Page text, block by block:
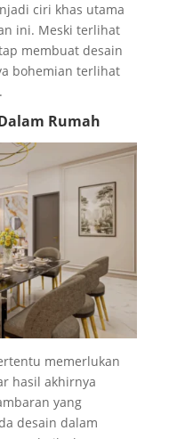
ciri khas utama
ini. Meski terlihat
membuat desain
bohemian terlihat
Rumah
memerlukan
hasil akhirnya
yang
desain dalam